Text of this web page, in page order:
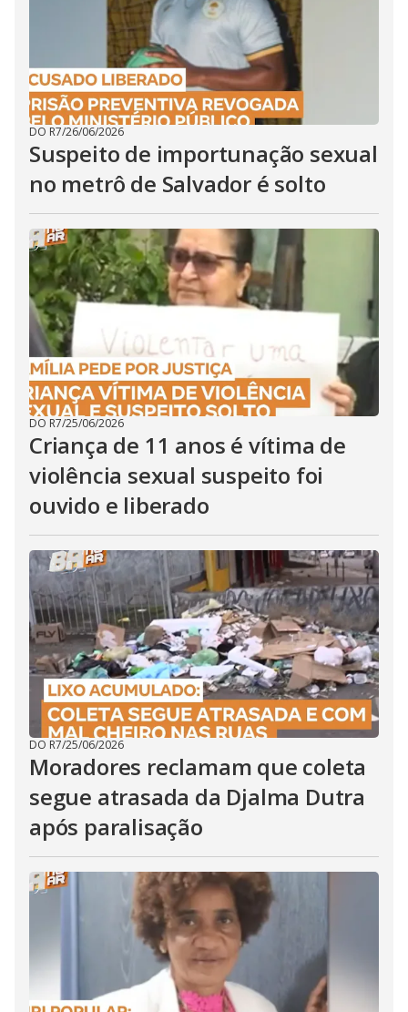
DO R7/26/06/2026
Suspeito de importunação sexual
no metrô de Salvador é solto
DO R7/25/06/2026
Criança de 11 anos é vítima de
violência sexual suspeito foi
ouvido e liberado
DO R7/25/06/2026
Moradores reclamam que coleta
segue atrasada da Djalma Dutra
após paralisação